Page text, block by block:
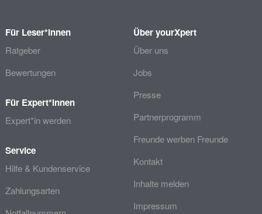
Für Leser*innen
Ratgeber
Bewertungen
Für Expert*innen
Expert*in werden
Service
Hilfe & Kundenservice
Zahlungsarten
Über yourXpert
Über uns
Jobs
Presse
Partnerprogramm
Freunde werben Freunde
Kontakt
Inhalte melden
Impressum